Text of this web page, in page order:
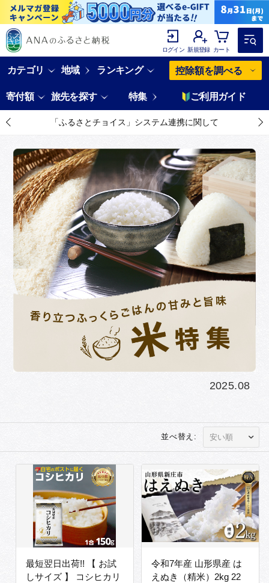
ログイン 新規登録 カート
カテゴリ 地域 ランキング 控除額を調べる
寄付額 旅先を探す 特集 ご利用ガイド
「ふるさとチョイス」システム連携に関して
2025.08
並べ替え:
最短翌日出荷!! 【 お試
しサイズ 】 コシヒカリ
令和7年産 山形県産 は
えぬき（精米）2kg 22